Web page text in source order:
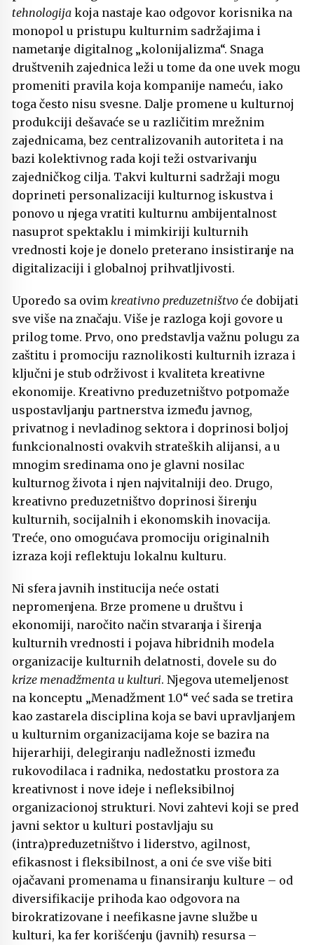
tehnologija koja nastaje kao odgovor korisnika na
monopol u pristupu kulturnim sadržajima i
nametanje digitalnog „kolonijalizma“. Snaga
društvenih zajednica leži u tome da one uvek mogu
promeniti pravila koja kompanije nameću, iako
toga često nisu svesne. Dalje promene u kulturnoj
produkciji dešavaće se u različitim mrežnim
zajednicama, bez centralizovanih autoriteta i na
bazi kolektivnog rada koji teži ostvarivanju
zajedničkog cilja. Takvi kulturni sadržaji mogu
doprineti personalizaciji kulturnog iskustva i
ponovo u njega vratiti kulturnu ambijentalnost
nasuprot spektaklu i mimkiriji kulturnih
vrednosti koje je donelo preterano insistiranje na
digitalizaciji i globalnoj prihvatljivosti.
Uporedo sa ovim kreativno preduzetništvo će dobijati
sve više na značaju. Više je razloga koji govore u
prilog tome. Prvo, ono predstavlja važnu polugu za
zaštitu i promociju raznolikosti kulturnih izraza i
ključni je stub održivost i kvaliteta kreativne
ekonomije. Kreativno preduzetništvo potpomaže
uspostavljanju partnerstva između javnog,
privatnog i nevladinog sektora i doprinosi boljoj
funkcionalnosti ovakvih strateških alijansi, a u
mnogim sredinama ono je glavni nosilac
kulturnog života i njen najvitalniji deo. Drugo,
kreativno preduzetništvo doprinosi širenju
kulturnih, socijalnih i ekonomskih inovacija.
Treće, ono omogućava promociju originalnih
izraza koji reflektuju lokalnu kulturu.
Ni sfera javnih institucija neće ostati
nepromenjena. Brze promene u društvu i
ekonomiji, naročito način stvaranja i širenja
kulturnih vrednosti i pojava hibridnih modela
organizacije kulturnih delatnosti, dovele su do
krize menadžmenta u kulturi. Njegova utemeljenost
na konceptu „Menadžment 1.0“ već sada se tretira
kao zastarela disciplina koja se bavi upravljanjem
u kulturnim organizacijama koje se bazira na
hijerarhiji, delegiranju nadležnosti između
rukovodilaca i radnika, nedostatku prostora za
kreativnost i nove ideje i nefleksibilnoj
organizacionoj strukturi. Novi zahtevi koji se pred
javni sektor u kulturi postavljaju su
(intra)preduzetništvo i liderstvo, agilnost,
efikasnost i fleksibilnost, a oni će sve više biti
ojačavani promenama u finansiranju kulture – od
diversifikacije prihoda kao odgovora na
birokratizovane i neefikasne javne službe u
kulturi, ka fer korišćenju (javnih) resursa –